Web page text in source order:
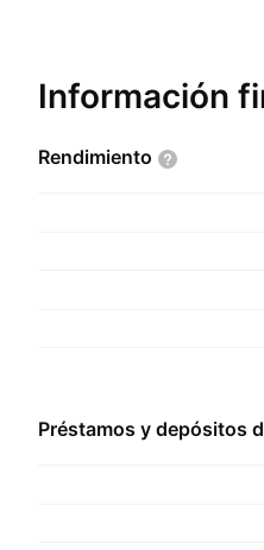
Información
Rendimiento
Préstamos y depósitos